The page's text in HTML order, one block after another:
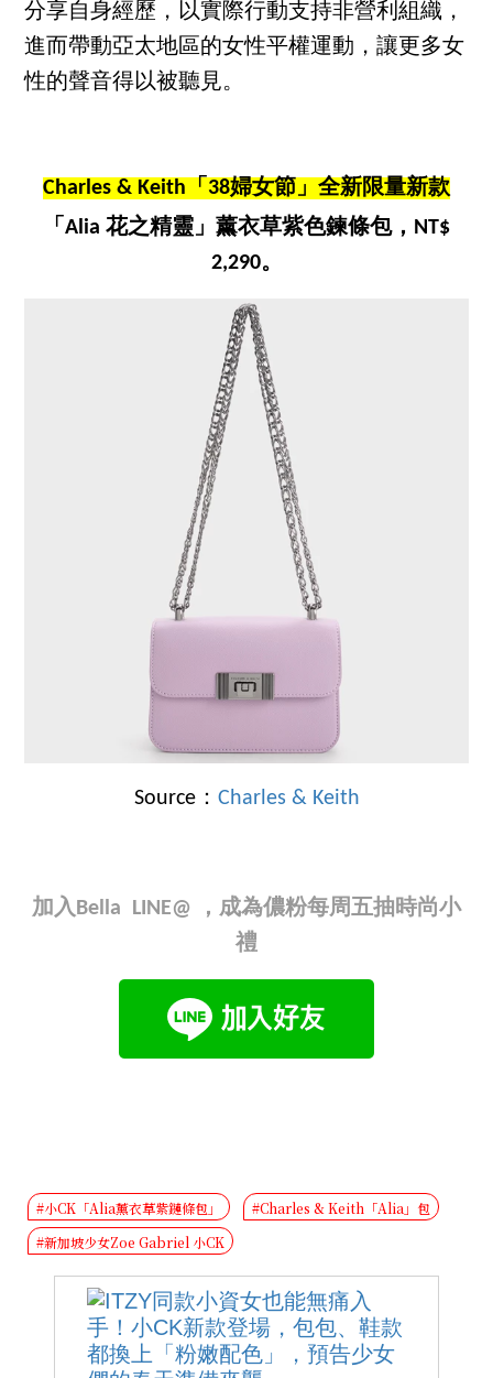
分享自身經歷，以實際行動支持非營利組織，
進而帶動亞太地區的女性平權運動，讓更多女
性的聲音得以被聽見。
Charles & Keith「38婦女節」全新限量新款
「Alia 花之精靈」薰衣草紫色鍊條包，NT$
2,290。
Source： Charles & Keith
加入Bella LINE@ ，成為儂粉每周五抽時尚小
禮
#小CK「Alia薰衣草紫鏈條包」
#Charles & Keith「Alia」包
#新加坡少女Zoe Gabriel 小CK